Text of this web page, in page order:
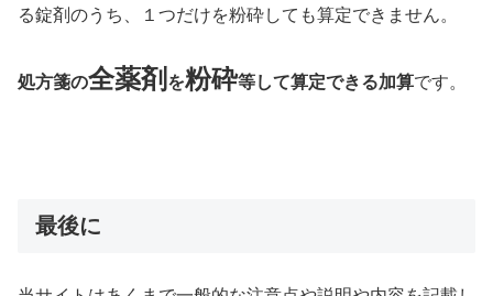
る錠剤のうち、１つだけを粉砕しても算定できません。
処方箋の全薬剤 を粉砕等して算定できる加算です。
最後に